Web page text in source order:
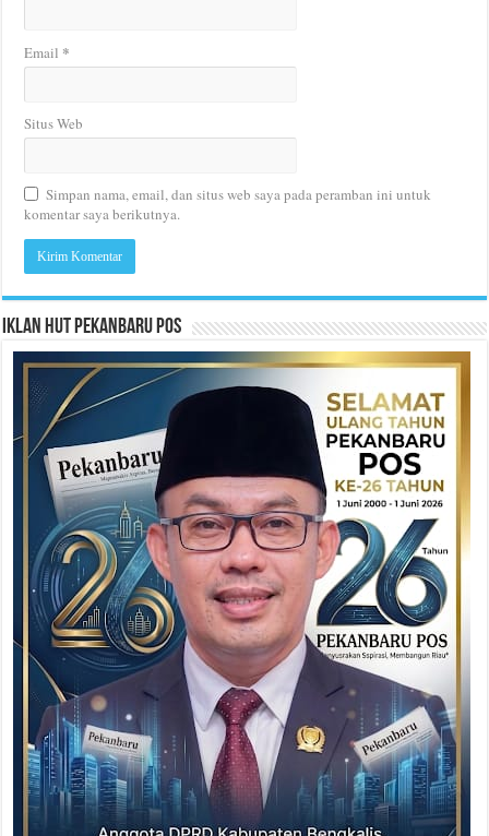
Email *
Situs Web
Simpan nama, email, dan situs web saya pada peramban ini untuk
komentar saya berikutnya.
Iklan HUT Pekanbaru Pos